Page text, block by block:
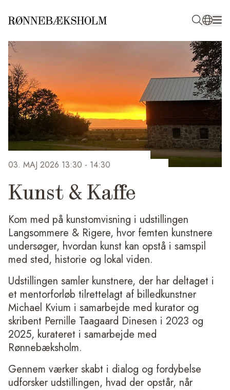
03. MAJ 2026 13:30 - 14:30
Kunst & Kaffe
Kom med på kunstomvisning i udstillingen
Langsommere & Rigere, hvor femten kunstnere
undersøger, hvordan kunst kan opstå i samspil
med sted, historie og lokal viden.
Udstillingen samler kunstnere, der har deltaget i
et mentorforløb tilrettelagt af billedkunstner
Michael Kvium i samarbejde med kurator og
skribent Pernille Taagaard Dinesen i 2023 og
2025, kurateret i samarbejde med
Rønnebæksholm.
Gennem værker skabt i dialog og fordybelse
udforsker udstillingen, hvad der opstår, når